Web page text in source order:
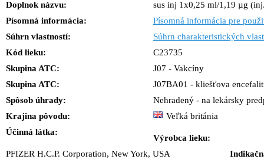
Doplnok názvu:
sus inj 1x0,25 ml/1,19 µg
Písomná informácia:
Písomná informácia pre
Súhrn vlastností:
Súhrn charakteristických
Kód lieku:
C23735
Skupina ATC:
J07 - Vakcíny
Skupina ATC:
J07BA01 - kliešťova
Spôsob úhrady:
Nehradený - na lekársky
Krajina pôvodu:
Veľká británia
Účinná látka:
Výrobca lieku:
PFIZER H.C.P. Corporation, New York, USA